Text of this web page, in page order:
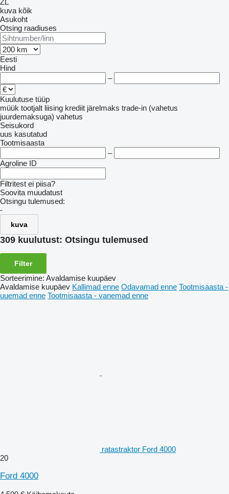
ZL
kuva kõik
Asukoht
Otsing raadiuses
Eesti
Hind
–
Kuulutuse tüüp
müük tootjalt liising krediit järelmaks trade-in (vahetus
juurdemaksuga) vahetus
Seisukord
uus kasutatud
Tootmisaasta
–
Agroline ID
Filtritest ei piisa?
Soovita muudatust
Otsingu tulemused:
-
kuva
309 kuulutust: Otsingu tulemused
Filter
Sorteerimine: Avaldamise kuupäev
Avaldamise kuupäev Kallimad enne Odavamad enne Tootmisaasta -
uuemad enne Tootmisaasta - vanemad enne
ratastraktor Ford 4000
20
Ford 4000